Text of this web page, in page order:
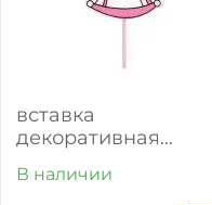
вставка
декоративная
(1 шт) (розовый)
В наличии